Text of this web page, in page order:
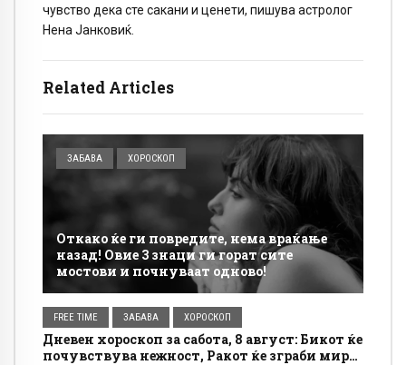
Related Articles
ЗАБАВА ХОРОСКОП
Откако ќе ги повредите, нема враќање
назад! Овие 3 знаци ги горат сите
мостови и почнуваат одново!
FREE TIME ЗАБАВА ХОРОСКОП
Дневен хороскоп за сабота, 8 август: Бикот ќе
почувствува нежност, Ракот ќе зграби мир
чувство дека сте сакани и ценети, пишува астролог
Нена Јанковиќ.